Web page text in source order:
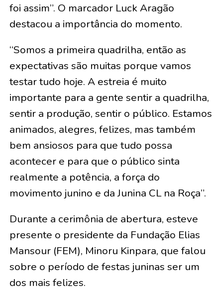
foi assim”. O marcador Luck Aragão
destacou a importância do momento.
“Somos a primeira quadrilha, então as
expectativas são muitas porque vamos
testar tudo hoje. A estreia é muito
importante para a gente sentir a quadrilha,
sentir a produção, sentir o público. Estamos
animados, alegres, felizes, mas também
bem ansiosos para que tudo possa
acontecer e para que o público sinta
realmente a potência, a força do
movimento junino e da Junina CL na Roça”.
Durante a cerimônia de abertura, esteve
presente o presidente da Fundação Elias
Mansour (FEM), Minoru Kinpara, que falou
sobre o período de festas juninas ser um
dos mais felizes.